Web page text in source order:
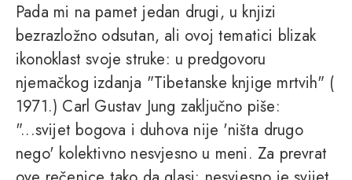
Pada mi na pamet jedan drugi, u knjizi
bezrazložno odsutan, ali ovoj tematici blizak
ikonoklast svoje struke: u predgovoru
njemačkog izdanja "Tibetanske knjige mrtvih" (
1971.) Carl Gustav Jung zaključno piše:
"...svijet bogova i duhova nije 'ništa drugo
nego' kolektivno nesvjesno u meni. Za prevrat